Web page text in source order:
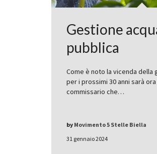
Gestione
pubblica
Come è noto la vicenda della
per i prossimi 30 anni sarà ora
commissario che…
31 gennaio 2024
by Movimento 5 Stelle Biella